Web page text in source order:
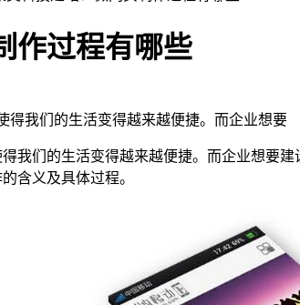
作过程有哪些
得我们的生活变得越来越便捷。而企业想要
我们的生活变得越来越便捷。而企业想要
含义及具体过程。